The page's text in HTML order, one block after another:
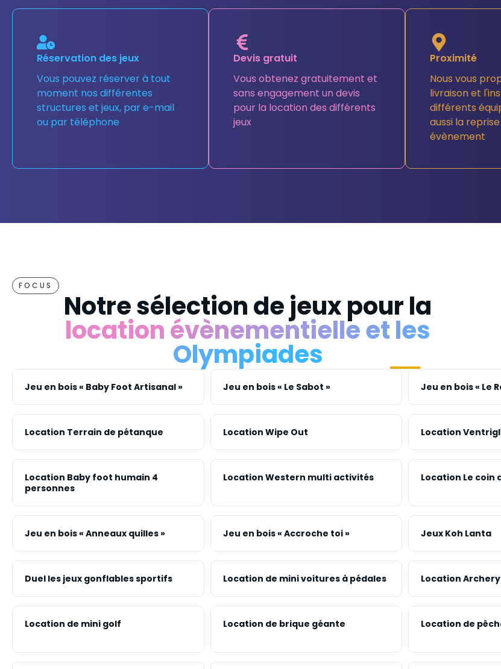
Réservation des jeux
Vous pouvez réserver à tout
moment nos différentes
structures et jeux, par e-mail
ou par téléphone
Devis gratuit
Vous obtenez gratuitement et
sans engagement un devis
pour la location des différents
jeux
Proximité
Nous vous
livraison et
différents
aussi la
évènement
FOCUS
Notre sélection de jeux pour la
location évènementielle et les
Olympiades
Jeu en bois « Baby Foot Artisanal » Jeu en bois « Le Sabot » Jeu en bois « Le
Location Terrain de pétanque Location Wipe Out Location
Location Baby foot humain 4
personnes
Location Western multi activités Location Le coin
Jeu en bois « Anneaux quilles » Jeu en bois « Accroche toi » Jeux Koh Lanta
Duel les jeux gonflables sportifs Location de mini voitures à pédales Location
Location de mini golf Location de brique géante Location de